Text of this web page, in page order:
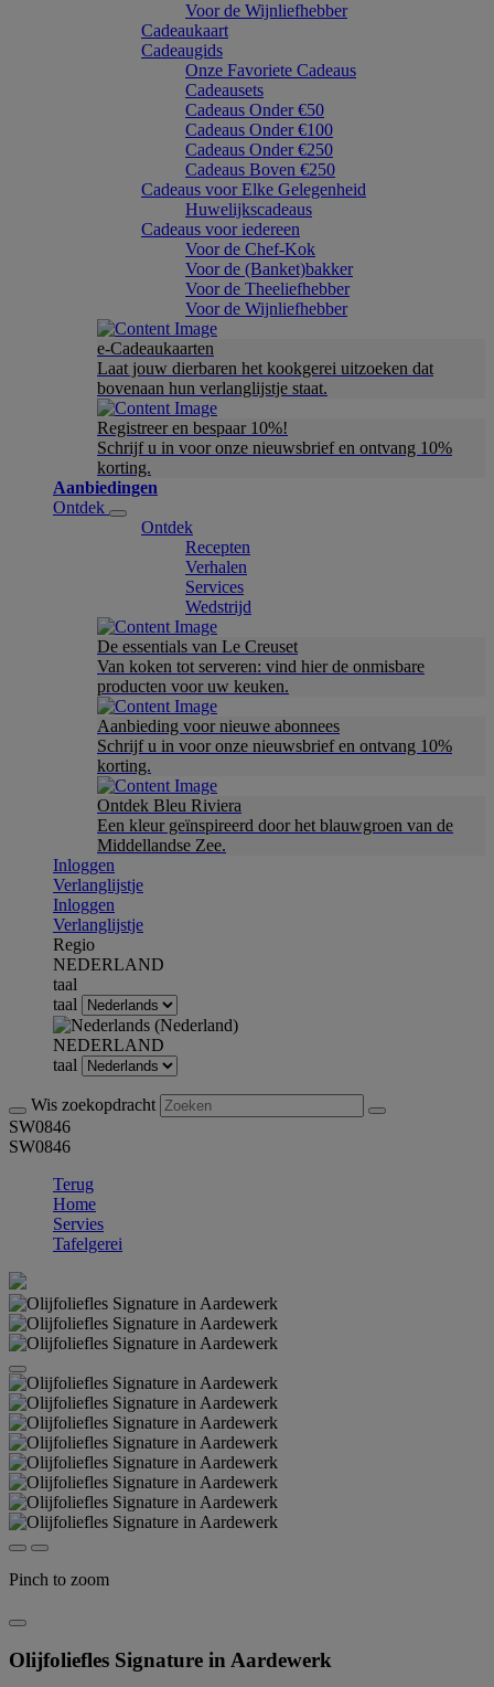
Voor de Wijnliefhebber
Cadeaukaart
Cadeaugids
Onze Favoriete Cadeaus
Cadeausets
Cadeaus Onder €50
Cadeaus Onder €100
Cadeaus Onder €250
Cadeaus Boven €250
Cadeaus voor Elke Gelegenheid
Huwelijkscadeaus
Cadeaus voor iedereen
Voor de Chef-Kok
Voor de (Banket)bakker
Voor de Theeliefhebber
Voor de Wijnliefhebber
e-Cadeaukaarten
Laat jouw dierbaren het kookgerei uitzoeken dat
bovenaan hun verlanglijstje staat.
Registreer en bespaar 10%!
Schrijf u in voor onze nieuwsbrief en ontvang 10%
korting.
Aanbiedingen
Ontdek
Ontdek
Recepten
Verhalen
Services
Wedstrijd
De essentials van Le Creuset
Van koken tot serveren: vind hier de onmisbare
producten voor uw keuken.
Aanbieding voor nieuwe abonnees
Schrijf u in voor onze nieuwsbrief en ontvang 10%
korting.
Ontdek Bleu Riviera
Een kleur geïnspireerd door het blauwgroen van de
Middellandse Zee.
Inloggen
Verlanglijstje
Inloggen
Verlanglijstje
Regio
NEDERLAND
taal
taal
NEDERLAND
taal
Wis zoekopdracht
SW0846
SW0846
Terug
Home
Servies
Tafelgerei
Pinch to zoom
Olijfoliefles Signature in Aardewerk